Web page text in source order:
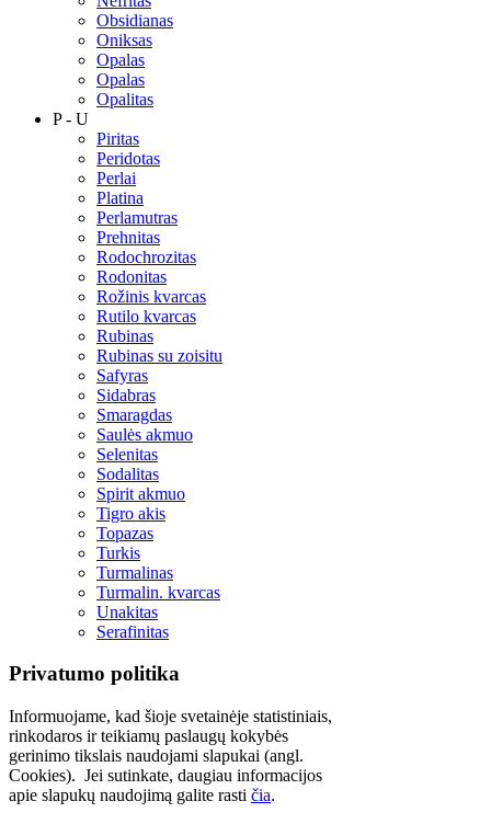
Obsidianas
Oniksas
Opalas
Opalas
Opalitas
P - U
Piritas
Peridotas
Perlai
Platina
Perlamutras
Prehnitas
Rodochrozitas
Rodonitas
Rožinis kvarcas
Rutilo kvarcas
Rubinas
Rubinas su zoisitu
Safyras
Sidabras
Smaragdas
Saulės akmuo
Selenitas
Sodalitas
Spirit akmuo
Tigro akis
Topazas
Turkis
Turmalinas
Turmalin. kvarcas
Unakitas
Serafinitas
Privatumo politika
Informuojame, kad šioje svetainėje statistiniais,
rinkodaros ir teikiamų paslaugų kokybės
gerinimo tikslais naudojami slapukai (angl.
Cookies). Jei sutinkate, daugiau informacijos
apie slapukų naudojimą galite rasti čia.